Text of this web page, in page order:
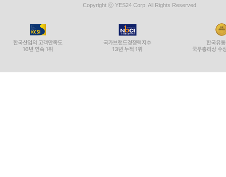
Copyright ⓒ YES24 Corp. All Rights Reserved.